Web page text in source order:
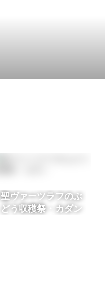
聖ヴァーツラフのぶ
どう収穫祭・カダン